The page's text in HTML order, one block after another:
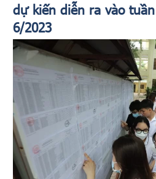
dự kiến diễn ra vào
6/2023